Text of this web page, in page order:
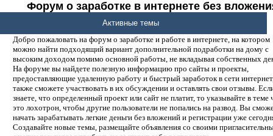
Форум о заработке в интернете без
денег.
Добро пожаловать на форум о заработке и работе в интернете, на котором
можно найти подходящий вариант дополнительной подработки на дому с
высоким доходом помимо основной работы, не вкладывая собственных
На форуме вы найдете полезную информацию про сайты и проекты,
предоставляющие удаленную работу и быстрый заработок в сети
также сможете участвовать в их обсуждении и оставлять свои отзывы.
знаете, что определенный проект или сайт не платит, то указывайте в теме
это лохотрон, чтобы другие пользователи не попались на развод. Вы
начать зарабатывать легкие деньги без вложений и регистрации уже
Создавайте новые темы, размещайте объявления со своими
Активные темы